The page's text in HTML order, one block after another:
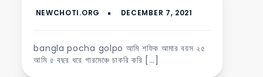
bangla pocha golpo আমি শফিক আমার বয়স ২৫
আমি ৫ বছর ধরে গারমেঞ্চে চাকরি করি […]